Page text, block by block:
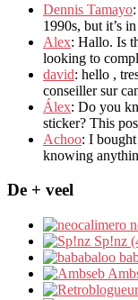
Dennis Tamayo:
1990s, but it’s
Alex: Hallo. Is
looking to
david: hello ,
conseiller sur
Álex: Do you
sticker? This
Achoo: I
knowing
De + veel
Sp!nz